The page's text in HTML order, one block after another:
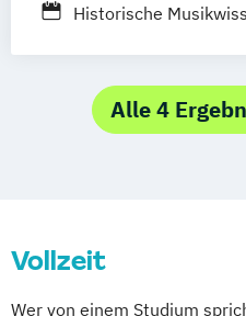
Historische
Kunstgeschichte
Mensch-Computer-
Alle 4
Vollzeit
Wer von einem Studium